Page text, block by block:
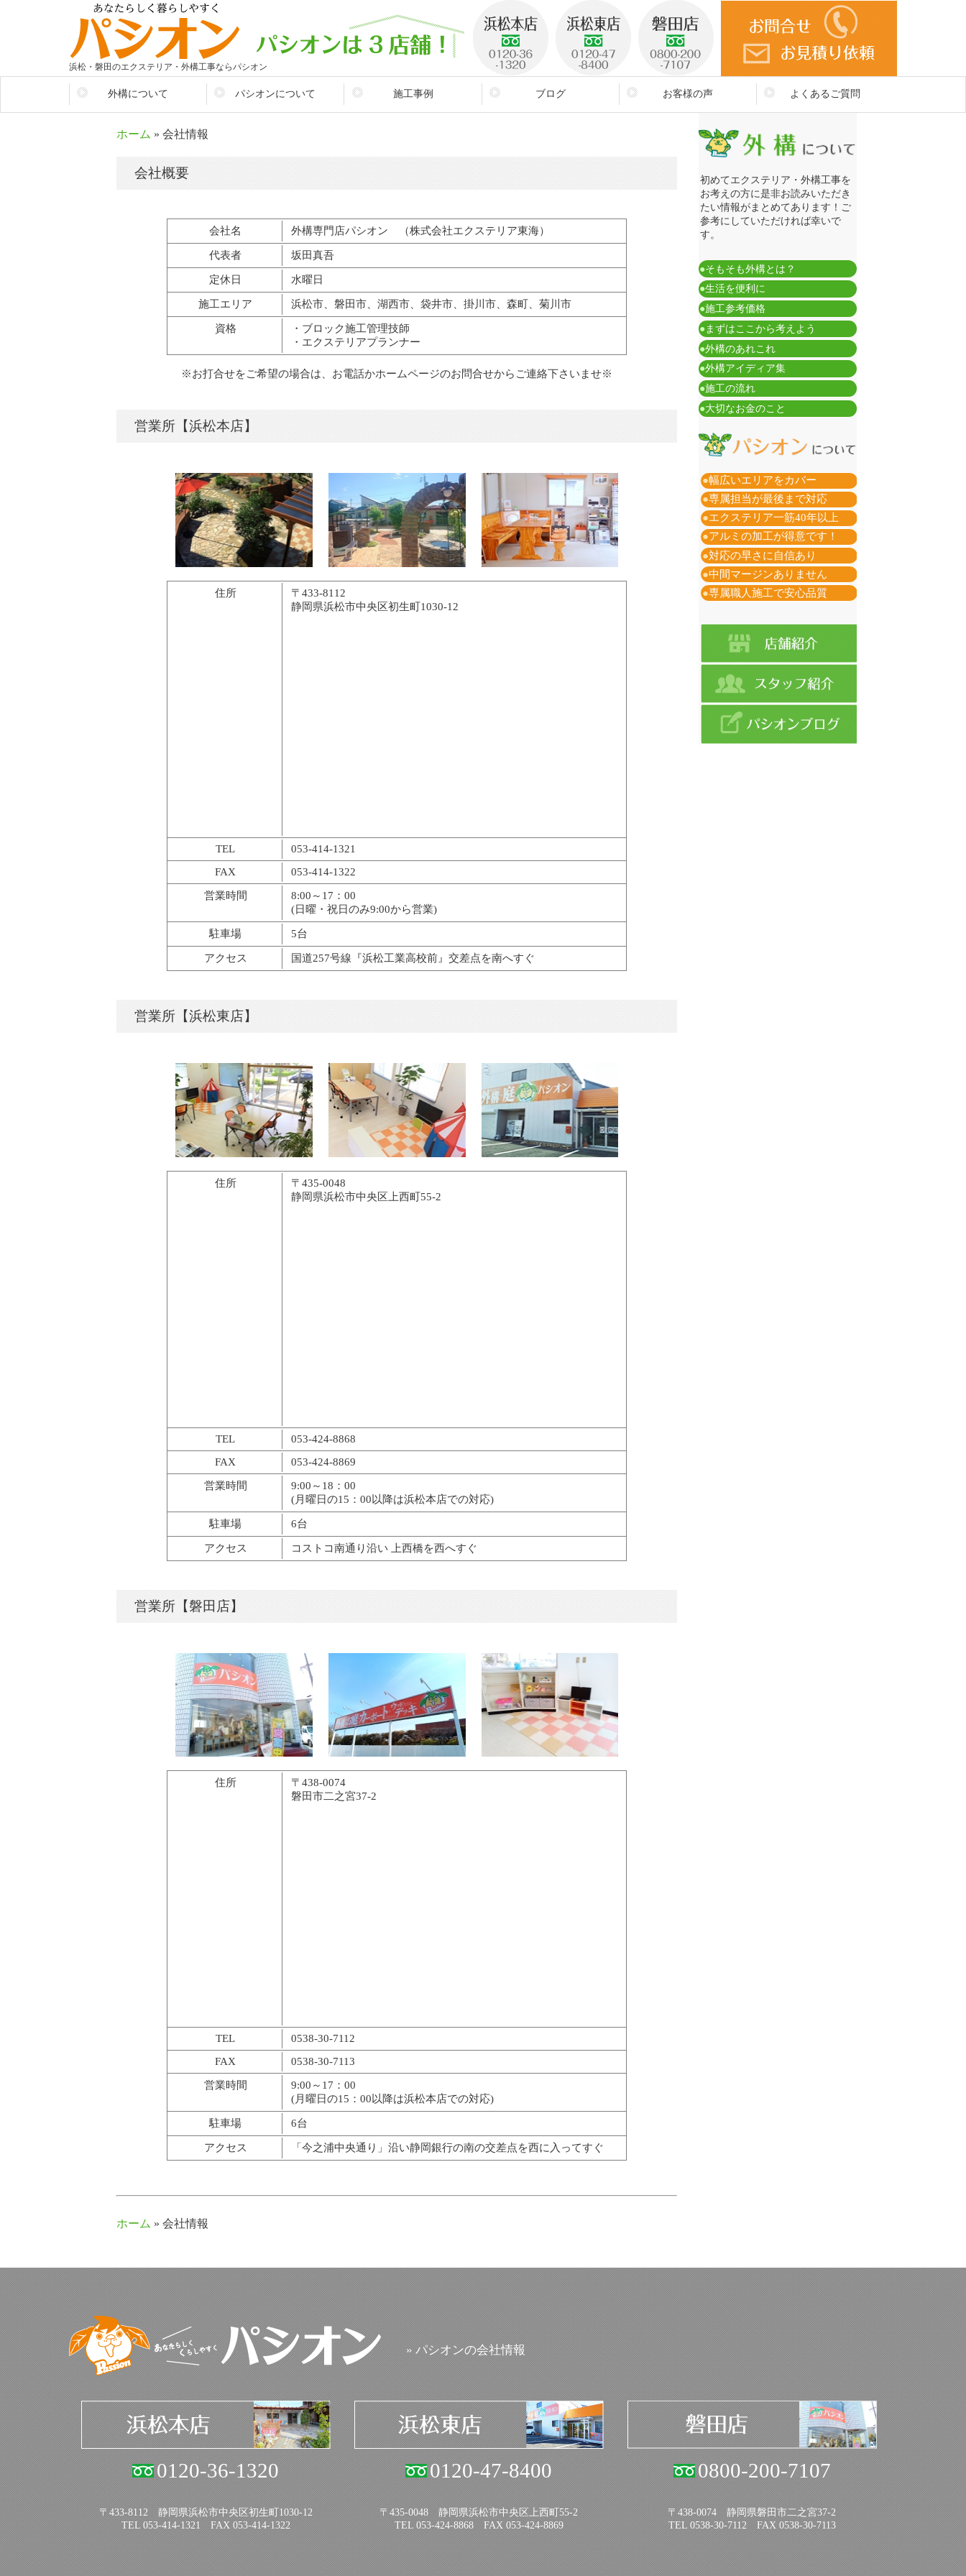
浜松・磐田のエクステリア・外構工事ならパシオン
外構について
施工参考価格
大切なお金のこと
パシオンについて 施工事例 ブログ お客様の声 よくあるご質問
ホーム » 会社情報
会社概要
会社名 外構専門店パシオン （株式会社エクステリア東海）
代表者 坂田真吾
定休日 水曜日
施工エリア 浜松市、磐田市、湖西市、袋井市、掛川市、森町、菊川市
資格
・ブロック施工管理技師
・エクステリアプランナー
※お打合せをご希望の場合は、お電話かホームページのお問合せからご連絡下さいませ※
営業所【浜松本店】
住所
〒433-8112
静岡県浜松市中央区初生町1030-12
TEL
053-414-1321
FAX
053-414-1322
営業時間
8:00～17：00
(日曜・祝日のみ9:00から営業)
駐車場 5台
アクセス 国道257号線『浜松工業高校前』交差点を南へすぐ
営業所【浜松東店】
住所
〒435-0048
静岡県浜松市中央区上西町55-2
TEL
053-424-8868
FAX
053-424-8869
営業時間
9:00～18：00
(月曜日の15：00以降は浜松本店での対応)
駐車場 6台
アクセス コストコ南通り沿い 上西橋を西へすぐ
営業所【磐田店】
住所
〒438-0074
磐田市二之宮37-2
TEL
0538-30-7112
FAX
0538-30-7113
営業時間
9:00～17：00
(月曜日の15：00以降は浜松本店での対応)
駐車場 6台
アクセス 「今之浦中央通り」沿い静岡銀行の南の交差点を西に入ってすぐ
ホーム » 会社情報
初めてエクステリア・外構工事を
お考えの方に是非お読みいただき
たい情報がまとめてあります！ご
参考にしていただければ幸いで
す。
●そもそも外構とは？
●生活を便利に
●施工参考価格
● まずはここから考えよう
●外構のあれこれ
●外構アイディア集
●施工の流れ
●大切なお金のこと
●幅広いエリアをカバー
●専属担当が最後まで対応
●エクステリア一筋40年以上
●アルミの加工が得意です！
●対応の早さに自信あり
●中間マージンありません
●専属職人施工で安心品質
» パシオンの会社情報
0120-36-1320
〒433-8112 静岡県浜松市中央区初生町1030-12
TEL 053-414-1321 FAX 053-414-1322
0120-47-8400
〒435-0048 静岡県浜松市中央区上西町55-2
TEL 053-424-8868 FAX 053-424-8869
0800-200-7107
〒438-0074 静岡県磐田市二之宮37-2
TEL 0538-30-7112 FAX 0538-30-7113